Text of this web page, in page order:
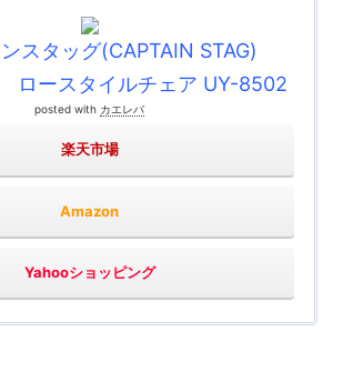
スタッグ(CAPTAIN STAG)
ロースタイルチェア UY-8502
posted with カエレバ
楽天市場
Amazon
Yahooショッピング